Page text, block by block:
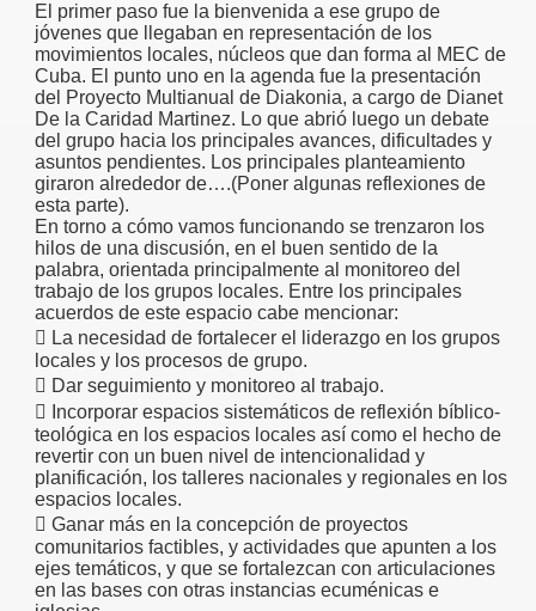
El primer paso fue la bienvenida a ese grupo de
jóvenes que llegaban en representación de los
movimientos locales, núcleos que dan forma al MEC de
Cuba. El punto uno en la agenda fue la presentación
del Proyecto Multianual de Diakonia, a cargo de Dianet
De la Caridad Martinez. Lo que abrió luego un debate
del grupo hacia los principales avances, dificultades y
asuntos pendientes. Los principales planteamiento
giraron alrededor de….(Poner algunas reflexiones de
esta parte).
En torno a cómo vamos funcionando se trenzaron los
hilos de una discusión, en el buen sentido de la
palabra, orientada principalmente al monitoreo del
trabajo de los grupos locales. Entre los principales
acuerdos de este espacio cabe mencionar:
 La necesidad de fortalecer el liderazgo en los grupos
locales y los procesos de grupo.
 Dar seguimiento y monitoreo al trabajo.
 Incorporar espacios sistemáticos de reflexión bíblico-
teológica en los espacios locales así como el hecho de
revertir con un buen nivel de intencionalidad y
planificación, los talleres nacionales y regionales en los
espacios locales.
 Ganar más en la concepción de proyectos
comunitarios factibles, y actividades que apunten a los
ejes temáticos, y que se fortalezcan con articulaciones
en las bases con otras instancias ecuménicas e